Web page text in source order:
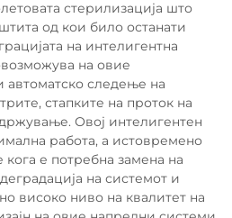
стерилизација што
од кои било останати
на интелигентна
на овие
автоматско следење на
стапките на проток на
Овој интелигентен
работа, а истовремено
е потребна замена на
на системот и
високо ниво на квалитет на